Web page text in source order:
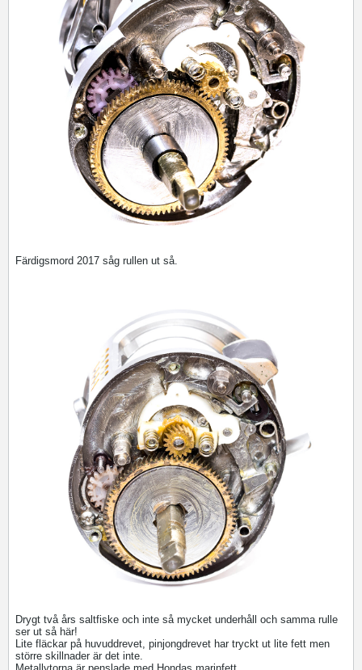
Färdigsmord 2017 såg rullen ut så.
Drygt två års saltfiske och inte så mycket underhåll och samma rulle
ser ut så här!
Lite fläckar på huvuddrevet, pinjongdrevet har tryckt ut lite fett men
större skillnader är det inte.